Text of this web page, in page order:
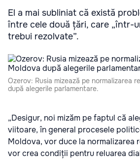
El a mai subliniat că există
între cele două țări, care „într-
trebui rezolvate”.
Ozerov: Rusia mizează pe normalizarea
după alegerile parlamentare.
„Desigur, noi mizăm pe faptul că
viitoare, în general procesele
Moldova, vor duce la normalizarea
vor crea condiții pentru reluarea